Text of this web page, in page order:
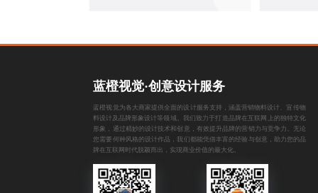
蓝橙视觉·创意设计服务
蓝橙视觉为各大商家提供全面的设计服务支持，涵盖营销物料设计 、宣传物
料设计 及品牌形象设计等领域。我们致力于打造品牌在互联网上的独特文化
形象，通过精妙的设计技术和创意，有效提升品牌的营销力与竞争力。无论
您需要何种风格的设计作品，我们都能凭借丰富的经验与创意，助力您的品
牌在互联网时代脱颖而出，实现商业价值的最大化。